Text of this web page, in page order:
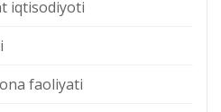
iqtisodiyoti
faoliyati